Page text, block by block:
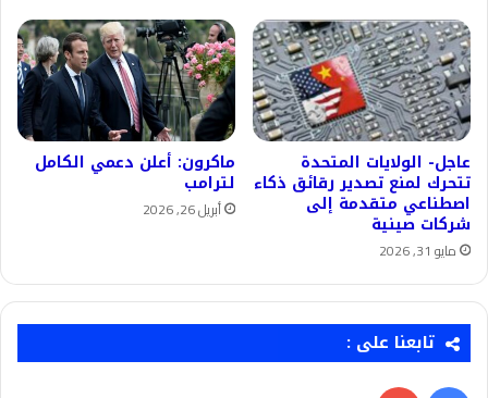
عاجل- الولايات المتحدة
تتحرك لمنع تصدير رقائق ذكاء
اصطناعي متقدمة إلى
شركات صينية
مايو 31, 2026
ماكرون: أعلن دعمي الكامل
لترامب
أبريل 26, 2026
تابعنا على :